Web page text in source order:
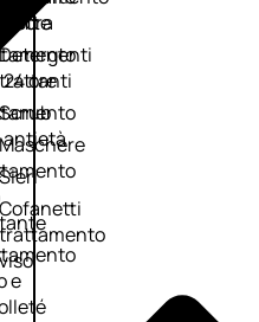
notte
ore
antietà
e
labbra
Detergenti
trattanti
Scrub
Maschere
Sieri
Cofanetti
trattamento
viso